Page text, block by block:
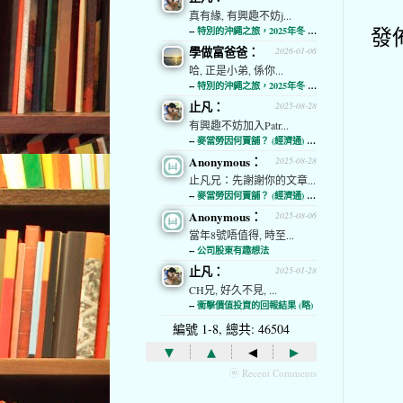
發
真有緣, 有興趣不妨j...
-- 特別的沖繩之旅，2025年冬 (經濟通)
2026-01-06
學做富爸爸：
哈, 正是小弟, 係你...
-- 特別的沖繩之旅，2025年冬 (經濟通)
2025-08-28
止凡：
有興趣不妨加入Patr...
-- 麥當勞因何賣舖？ (經濟通) (略)
2025-08-28
Anonymous：
止凡兄：先謝謝你的文章...
-- 麥當勞因何賣舖？ (經濟通) (略)
2025-08-06
Anonymous：
當年8號唔值得, 時至...
-- 公司股東有趣想法
2025-01-28
止凡：
CH兄, 好久不見, ...
-- 衝擊價值投資的回報結果 (略)
編號 1-8, 總共: 46504
▾ ▴ ◂ ▸
ⓦ Recent Comments